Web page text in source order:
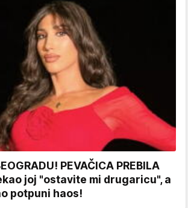
PEVAČICA PREBILA
joj "ostavite mi drugaricu", a
potpuni haos!